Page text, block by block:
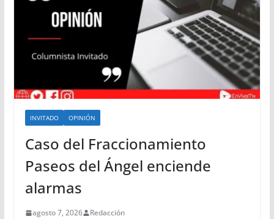
INVITADO OPINIÓN
Caso del Fraccionamiento
Paseos del Ángel enciende
alarmas
agosto 7, 2026 Redacción